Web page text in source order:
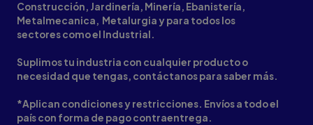
Construcción, Jardinería, Minería, Ebanistería,
Metalmecanica, Metalurgia y para todos los
sectores como el Industrial.
Suplimos tu industria con cualquier producto o
necesidad que tengas, contáctanos para saber más.
*Aplican condiciones y restricciones. Envíos a todo el
país con forma de pago contraentrega.